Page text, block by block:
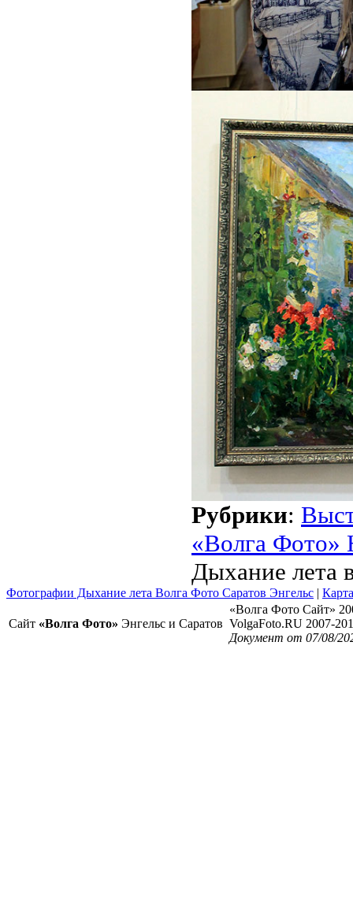
Рубрики:
«Волга Фото»
Дыхание лета
Фотографии Дыхание лета Волга Фото Саратов Энгельс |
Сайт «Волга Фото» Энгельс и Саратов
«Волга Фото Сайт»
VolgaFoto.RU 2007-
Документ от 07/08/